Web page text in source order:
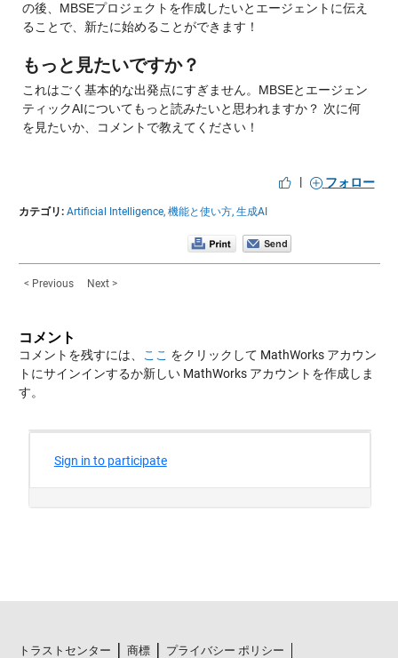
の後、MBSEプロジェクトを作成したいとエージェントに伝え
ることで、新たに始めることができます！
もっと見たいですか？
これはごく基本的な出発点にすぎません。MBSEとエージェン
ティックAIについてもっと読みたいと思われますか？ 次に何
を見たいか、コメントで教えてください！
| フォロー
カテゴリ: Artificial Intelligence, 機能と使い方, 生成AI
< Previous Next >
コメント
コメントを残すには、 ここ をクリックして MathWorks アカウン
トにサインインするか新しい MathWorks アカウントを作成しま
す。
トラストセンター 商標
プライバシー ポリシー